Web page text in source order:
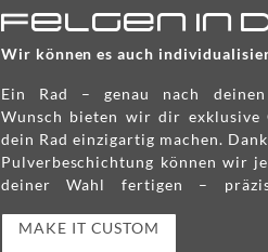
Felgen in
Wir können es auch
Ein Rad – genau nach
Wunsch bieten wir dir exklusive
dein Rad einzigartig machen.
Pulverbeschichtung können wir
deiner Wahl fertigen –
dauerhaft. Wähle aus einer
Designs und gestalte dein
vorgestellt hast. Mach
MAKE IT CUSTOM